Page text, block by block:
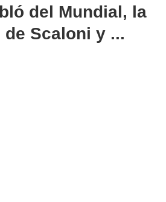
del Mundial, la
Scaloni y ...